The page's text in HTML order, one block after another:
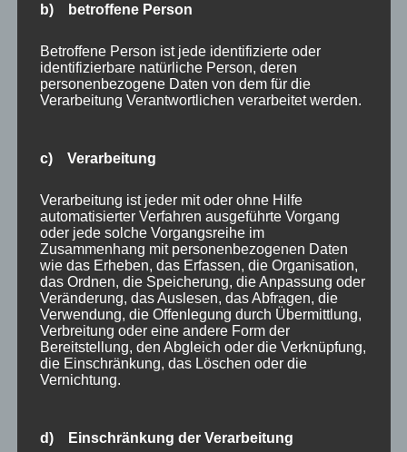
allerdings kommt es dann zu Letterboxing (kleine
erscheinen).
Kurzer Tipp: Der 16:9-Modus an Ihrem Projektor sollte
ausschließlich bei anamorphen DVDs verwendet
auf einem 16:9-Fernseher und den Projektor auf den
erzielen.
Was ist mit 3D-Heimkinoprojektoren?
3D-Projektoren haben in den letzten Jahren einen
langen Weg zurückgelegt. Inzwischen haben fast alle
Heimkinohersteller 3D-Modelle. Die Preise sinken und
die Inhalte werden immer besser verfügbar. Viele
Kabelanbieter bieten sogar 3D-Kanäle und -Programme
an.
Epson Heimkino Beamer 4K
b) betroffene Person
Betroffene Person ist jede identifizierte oder
identifizierbare natürliche Person, deren
personenbezogene Daten von dem für die
Verarbeitung Verantwortlichen verarbeitet werden.
c) Verarbeitung
Verarbeitung ist jeder mit oder ohne Hilfe
automatisierter Verfahren ausgeführte Vorgang
oder jede solche Vorgangsreihe im
Zusammenhang mit personenbezogenen Daten
wie das Erheben, das Erfassen, die Organisation,
das Ordnen, die Speicherung, die Anpassung oder
Veränderung, das Auslesen, das Abfragen, die
Verwendung, die Offenlegung durch Übermittlung,
Verbreitung oder eine andere Form der
Bereitstellung, den Abgleich oder die Verknüpfung,
die Einschränkung, das Löschen oder die
Vernichtung.
d) Einschränkung der Verarbeitung